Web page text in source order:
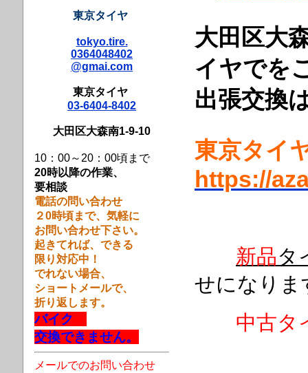
大田区大
イヤでを
出張交換
東京タ
https://
新品タ
せになりま
中古タ
東京タイヤ
tokyo.tire.
0364048402
@gmai.com
東京タイヤ
03-6404-8402
大田区大森南1-9-10
10：00～20：00頃まで
20時以降の作業、
要相談
電話の問い合わせ
２0時頃まで、 気軽に
お問い合わせ下さい。
起きてれば、できる
限り対応中！
でれない場合、
ショートメールで、
折り返します。
バイク
交換できません。
メールでのお問い合わせ